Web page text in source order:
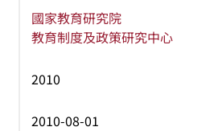
國家教育研究院
教育制度及政策研究中心
2010
2010-08-01